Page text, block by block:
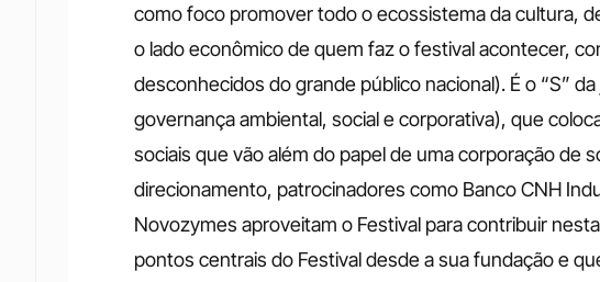
como foco promover todo o ecossistema da cultura,
o lado econômico de quem faz o festival acontecer,
desconhecidos do grande público nacional). É o “S”
governança ambiental, social e corporativa), que
sociais que vão além do papel de uma corporação de
direcionamento, patrocinadores como Banco CNH
Novozymes aproveitam o Festival para contribuir
pontos centrais do Festival desde a sua fundação e